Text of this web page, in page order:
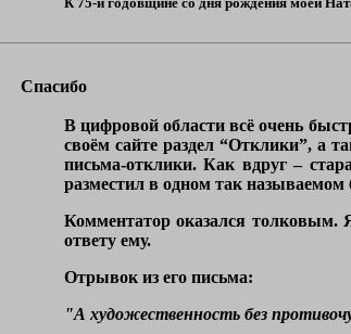
Спасибо
В цифровой области всё очень
своём сайте раздел “Отклики”, а
письма-отклики. Как вдруг –
разместил в одном так называемом
Комментатор оказался толковым.
ответу ему.
Отрывок из его письма:
"А художественность без